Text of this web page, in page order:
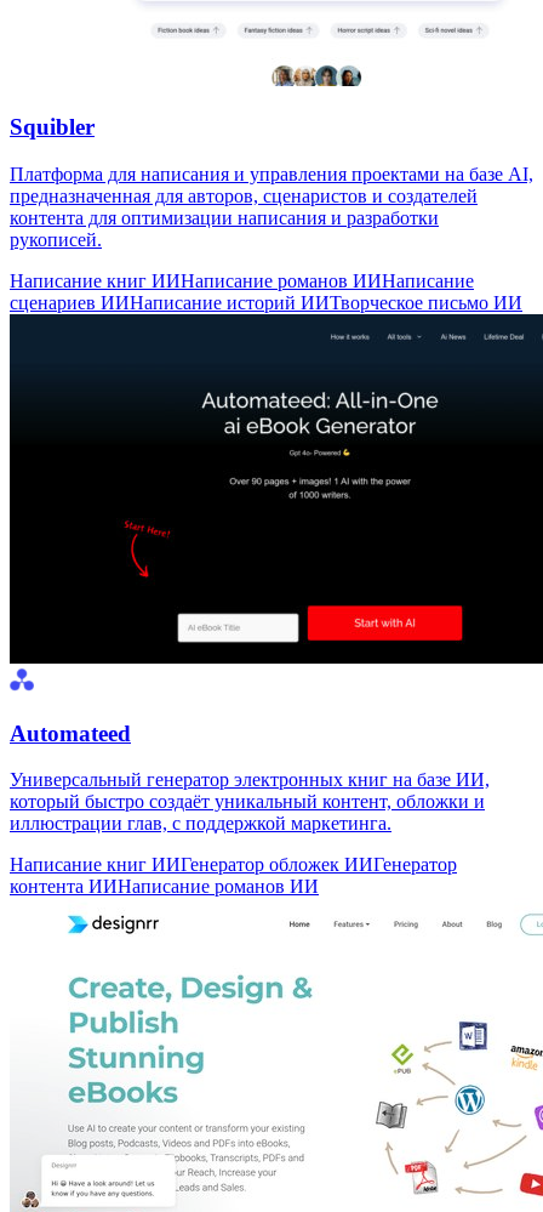
Squibler
Платформа для написания и управления проектами на базе AI,
предназначенная для авторов, сценаристов и создателей
контента для оптимизации написания и разработки
рукописей.
Написание книг ИИНаписание романов ИИНаписание
сценариев ИИНаписание историй ИИТворческое письмо ИИ
Automateed
Универсальный генератор электронных книг на базе ИИ,
который быстро создаёт уникальный контент, обложки и
иллюстрации глав, с поддержкой маркетинга.
Написание книг ИИГенератор обложек ИИГенератор
контента ИИНаписание романов ИИ